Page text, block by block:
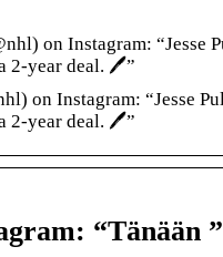
on Instagram: “Jesse
2-year deal. 🖊️”
on Instagram: “Jesse
2-year deal. 🖊️”
“Tänään ”